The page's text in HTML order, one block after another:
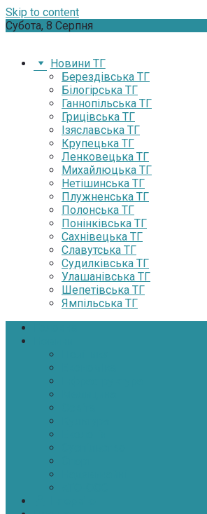
Skip to content
Субота, 8 Серпня
Новини ТГ
Берездівська ТГ
Білогірська ТГ
Ганнопільська ТГ
Грицівська ТГ
Ізяславська ТГ
Крупецька ТГ
Ленковецька ТГ
Михайлюцька ТГ
Нетішинська ТГ
Плужненська ТГ
Полонська ТГ
Понінківська ТГ
Сахнівецька ТГ
Славутська ТГ
Судилківська ТГ
Улашанівська ТГ
Шепетівська ТГ
Ямпільська ТГ